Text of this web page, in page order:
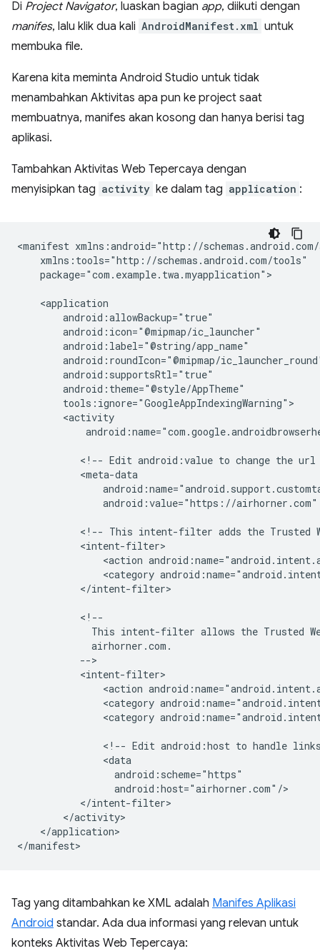
Di Project Navigator, luaskan bagian app, diikuti dengan
manifes, lalu klik dua kali AndroidManifest.xml untuk
membuka file.
Karena kita meminta Android Studio untuk tidak
menambahkan Aktivitas apa pun ke project saat
membuatnya, manifes akan kosong dan hanya berisi tag
aplikasi.
Tambahkan Aktivitas Web Tepercaya dengan
menyisipkan tag activity ke dalam tag application :
<manifest
package="com.example.twa.myapplication">
<!-- Edit android:value to change the url
android:value="https://airhorner.com"
<!-- This intent-filter adds the Trusted
<action
<category
</intent-filter>
This intent-filter allows the Trusted
<action
<category
<category
<!-- Edit android:host to handle
</application>
Tag yang ditambahkan ke XML adalah Manifes Aplikasi
Android standar. Ada dua informasi yang relevan untuk
konteks Aktivitas Web Tepercaya: